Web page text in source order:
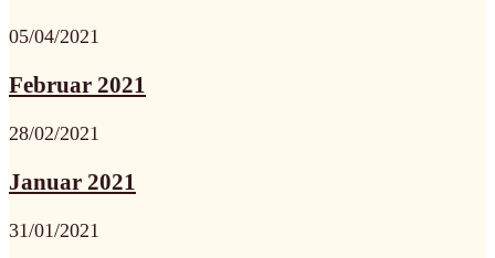
05/04/2021
Februar 2021
28/02/2021
Januar 2021
31/01/2021